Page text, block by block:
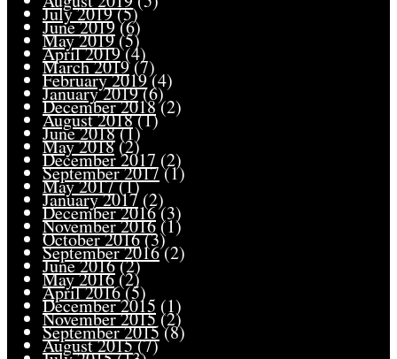
July 2019(5)
June 2019(6)
May 2019 (5)
April 2019(4)
March 2019 (7)
February 2019(4)
January 2019(6)
December 2018(2)
August 2018(1)
June 2018(1)
May 2018 (2)
December 2017 (2)
September 2017 (1)
May 2017(1)
January 2017 (2)
December 2016(3)
November 2016 (1)
October 2016(3)
September 2016(2)
June 2016(2)
May 2016 (2)
April 2016(5)
December 2015 (1)
November 2015 (2)
September 2015 (8)
August 2015(7)